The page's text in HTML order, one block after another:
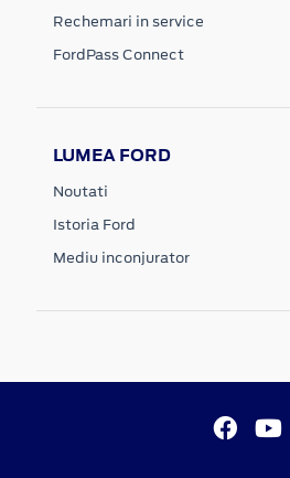
Rechemari in service
FordPass Connect
LUMEA FORD
Noutati
Istoria Ford
Mediu inconjurator